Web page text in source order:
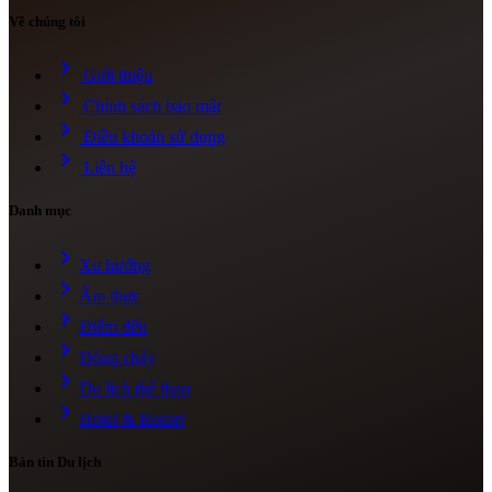
Về chúng tôi
chevron_right Giới thiệu
chevron_right Chính sách bảo mật
chevron_right Điều khoản sử dụng
chevron_right Liên hệ
Danh mục
chevron_right Xu hướng
chevron_right Ẩm thực
chevron_right Điểm đến
chevron_right Dòng chảy
chevron_right Du lịch thể thao
chevron_right Hotel & Resort
Bản tin Du lịch